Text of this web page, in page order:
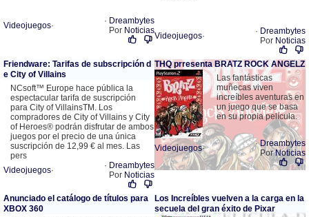
Videojuegos· · Dreambytes
Por Noticias
Videojuegos· · Dreambytes
Por Noticias
Friendware: Tarifas de subscripción d
e City of Villains
NCsoft™ Europe hace pública la
espectacular tarifa de suscripción
para City of VillainsTM. Los
compradores de City of Villains y City
of Heroes® podrán disfrutar de ambos
juegos por el precio de una única
suscripción de 12,99 € al mes. Las
pers
Videojuegos· · Dreambytes
Por Noticias
THQ prresenta BRATZ ROCK ANGELZ
Las fantásticas
muñecas viven
increíbles aventuras en
un juego que se basa
en su propia película.
Videojuegos· ·Dreambytes
PorNoticias
Anunciado el catálogo de títulos para
XBOX 360
Los Increíbles vuelven a la carga en la
secuela del gran éxito de Pixar